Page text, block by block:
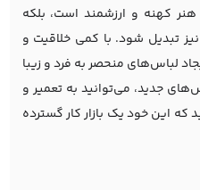
کهنه و ارزشمند است، بلکه
تبدیل شود. با کمی خلاقیت و
لباس‌های منحصر به فرد و زیبا
جدید، می‌توانید به تعمیر و
که این خود یک بازار کار گسترده